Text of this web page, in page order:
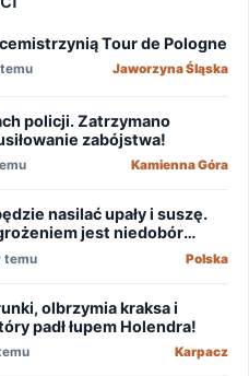
Tour de Pologne
Jaworzyna Śląska
policji. Zatrzymano
zabójstwa!
Kamienna Góra
nasilać upały i suszę.
jest niedobór
temu Polska
olbrzymia kraksa i
padł łupem Holendra!
Karpacz